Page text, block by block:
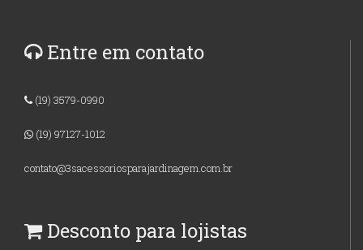
Entre em contato
(19) 3579-0990
(19) 97127-1012
contato@3sacessoriosparajardinagem.com.br
Desconto para lojistas